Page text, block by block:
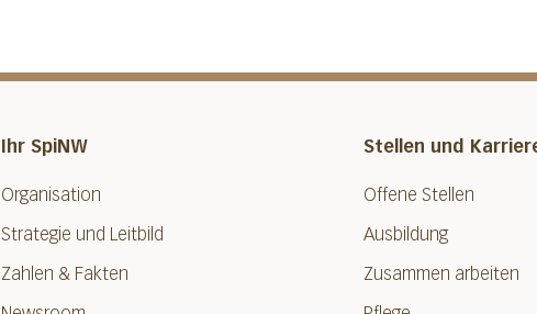
Ihr SpiNW
Organisation
Strategie und Leitbild
Zahlen & Fakten
Stellen und
Offene Stellen
Ausbildung
Zusammen arbeiten